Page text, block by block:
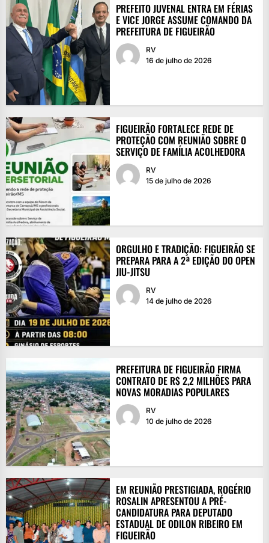
PREFEITO JUVENAL ENTRA EM FÉRIAS
E VICE JORGE ASSUME COMANDO DA
PREFEITURA DE FIGUEIRÃO
RV
16 de julho de 2026
FIGUEIRÃO FORTALECE REDE DE
PROTEÇÃO COM REUNIÃO SOBRE O
SERVIÇO DE FAMÍLIA ACOLHEDORA
RV
15 de julho de 2026
ORGULHO E TRADIÇÃO: FIGUEIRÃO SE
PREPARA PARA A 2ª EDIÇÃO DO OPEN
JIU-JITSU
RV
14 de julho de 2026
PREFEITURA DE FIGUEIRÃO FIRMA
CONTRATO DE R$ 2,2 MILHÕES PARA
NOVAS MORADIAS POPULARES
RV
10 de julho de 2026
EM REUNIÃO PRESTIGIADA, ROGÉRIO
ROSALIN APRESENTOU A PRÉ-
CANDIDATURA PARA DEPUTADO
ESTADUAL DE ODILON RIBEIRO EM
FIGUEIRÃO